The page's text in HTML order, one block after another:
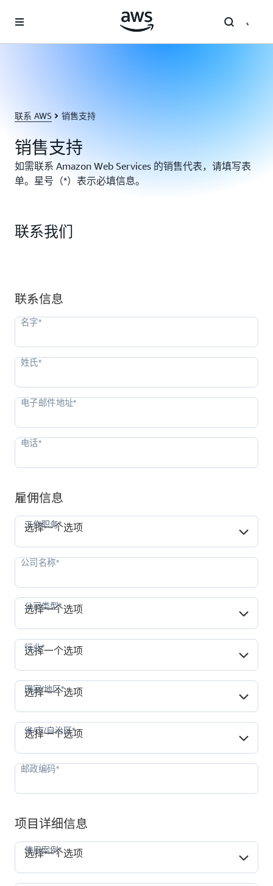
联系 AWS 销售支持
销售支持
如需联系 Amazon Web Services 的销售代表，请填写表
单。星号（*）表示必填信息。
联系我们
联系信息
雇佣信息
工作职务*
选择一个选项
公司类型*
选择一个选项
行业*
选择一个选项
国家/地区*
选择一个选项
省/市/自治区*
选择一个选项
项目详细信息
使用案例*
选择一个选项